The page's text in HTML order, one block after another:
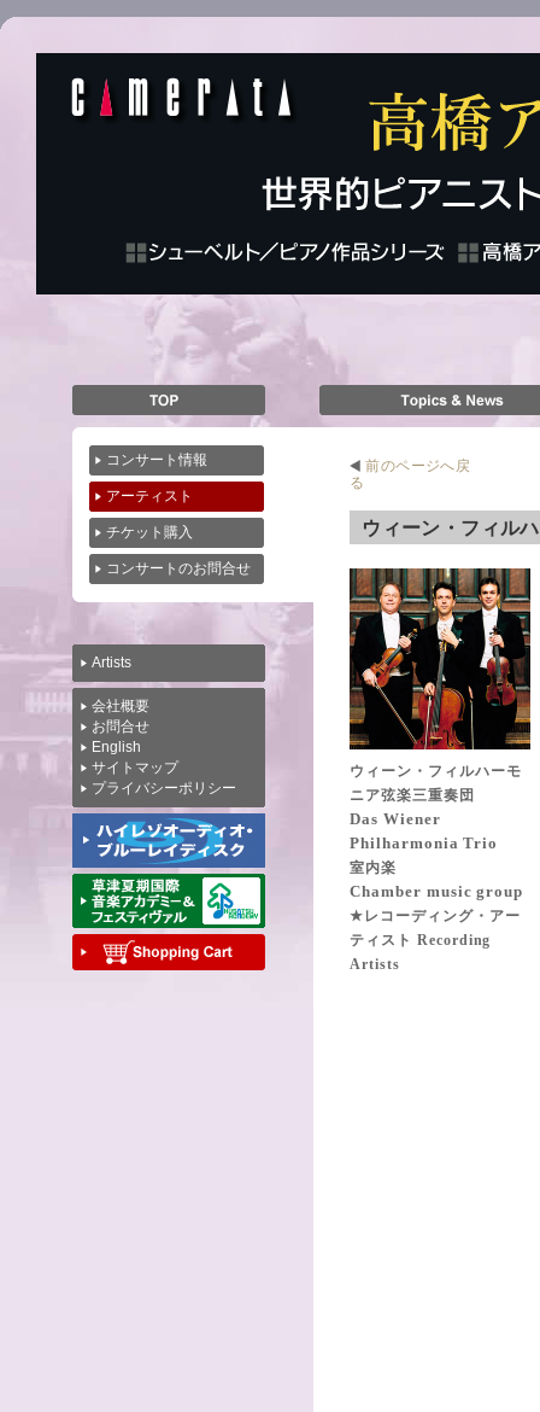
コンサート情報
アーティスト
チケット購入
コンサートのお問合せ
Artists
会社概要
お問合せ
English
サイトマップ
プライバシーポリシー
前のページへ戻
る
ウィーン・フィル
ウィーン・フィルハーモ
ニア弦楽三重奏団
Das Wiener
Philharmonia Trio
室内楽
Chamber music group
★レコーディング・アー
ティスト Recording
Artists